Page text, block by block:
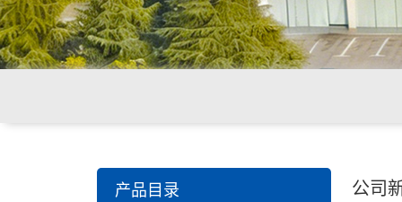
产品目录 公司